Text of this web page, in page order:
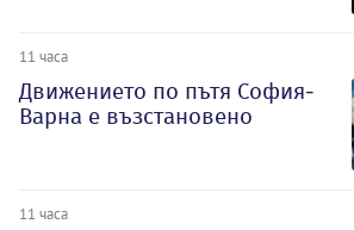
11 часа
Движението по пътя София-
Варна е възстановено
11 часа